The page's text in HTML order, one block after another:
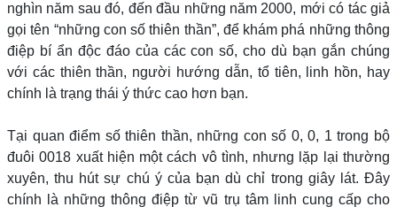
nghìn năm sau đó, đến đầu những năm 2000, mới có tác giả
gọi tên “những con số thiên thần”, để khám phá những thông
điệp bí ẩn độc đáo của các con số, cho dù bạn gắn chúng
với các thiên thần, người hướng dẫn, tổ tiên, linh hồn, hay
chính là trạng thái ý thức cao hơn bạn.
Tại quan điểm số thiên thần, những con số 0, 0, 1 trong bộ
đuôi 0018 xuất hiện một cách vô tình, nhưng lặp lại thường
xuyên, thu hút sự chú ý của bạn dù chỉ trong giây lát. Đây
chính là những thông điệp từ vũ trụ tâm linh cung cấp cho